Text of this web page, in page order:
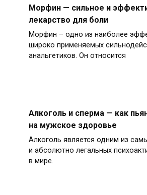
Морфин — сильное и
лекарство для боли
Морфин – одно из наиболее
широко применяемых
анальгетиков. Он относится
Алкоголь и сперма — как
на мужское здоровье
Алкоголь является одним из
и абсолютно легальных
в мире.